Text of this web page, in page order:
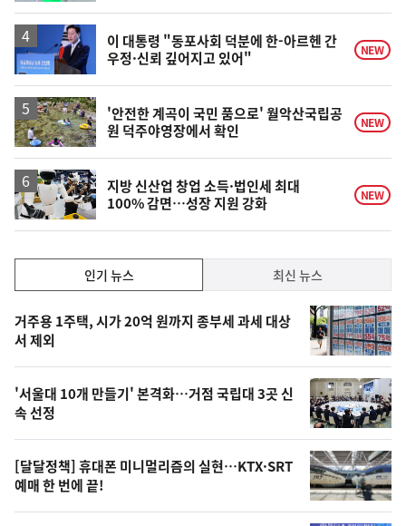
계
승
이 대통령 "동포사회 덕분에 한-아르헨 간
우정·신뢰 깊어지고 있어"
NEW
'안전한 계곡이 국민 품으로' 월악산국립공
원 덕주야영장에서 확인
NEW
지방 신산업 창업 소득·법인세 최대
100% 감면…성장 지원 강화
NEW
기,
최
신,
오
늘
의
영
상
인기 뉴스 최신 뉴스
기
뉴
스
거주용 1주택, 시가 20억 원까지 종부세 과세 대상
서 제외
'서울대 10개 만들기' 본격화…거점 국립대 3곳 신
속 선정
[달달정책] 휴대폰 미니멀리즘의 실현…KTX·SRT
예매 한 번에 끝!